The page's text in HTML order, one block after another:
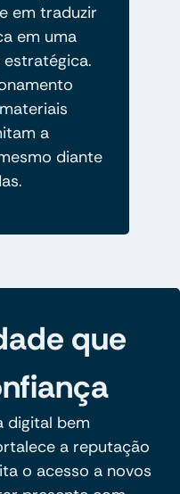
em traduzir
em uma
a
diante
que
digital bem
a reputação
o acesso a novos